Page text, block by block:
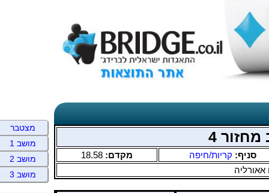
4
סניף: קריות/חיפה מקדם: 18.58
אאורליה
מצטבר
מושב 1
מושב 2
מושב 3